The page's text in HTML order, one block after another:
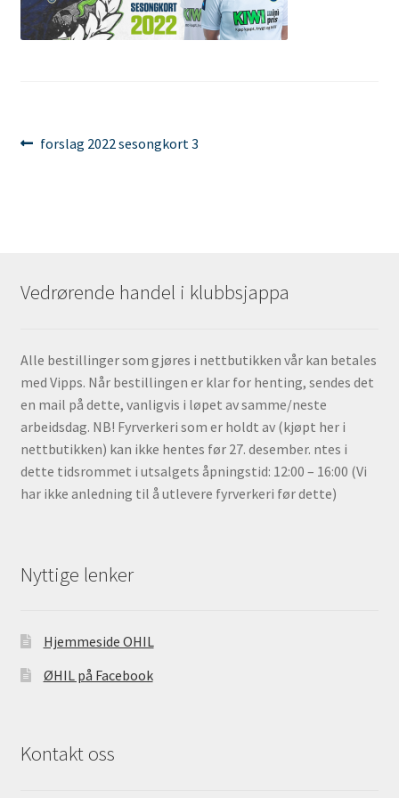
Innleggsnavigasjon
Forrige
forslag 2022 sesongkort 3
Vedrørende handel i klubbsjappa
Alle bestillinger som gjøres i nettbutikken vår kan betales
med Vipps. Når bestillingen er klar for henting, sendes det
en mail på dette, vanligvis i løpet av samme/neste
arbeidsdag. NB! Fyrverkeri som er holdt av (kjøpt her i
nettbutikken) kan ikke hentes før 27. desember. ntes i
dette tidsrommet i utsalgets åpningstid: 12:00 – 16:00 (Vi
har ikke anledning til å utlevere fyrverkeri før dette)
Nyttige lenker
Hjemmeside OHIL
ØHIL på Facebook
Kontakt oss